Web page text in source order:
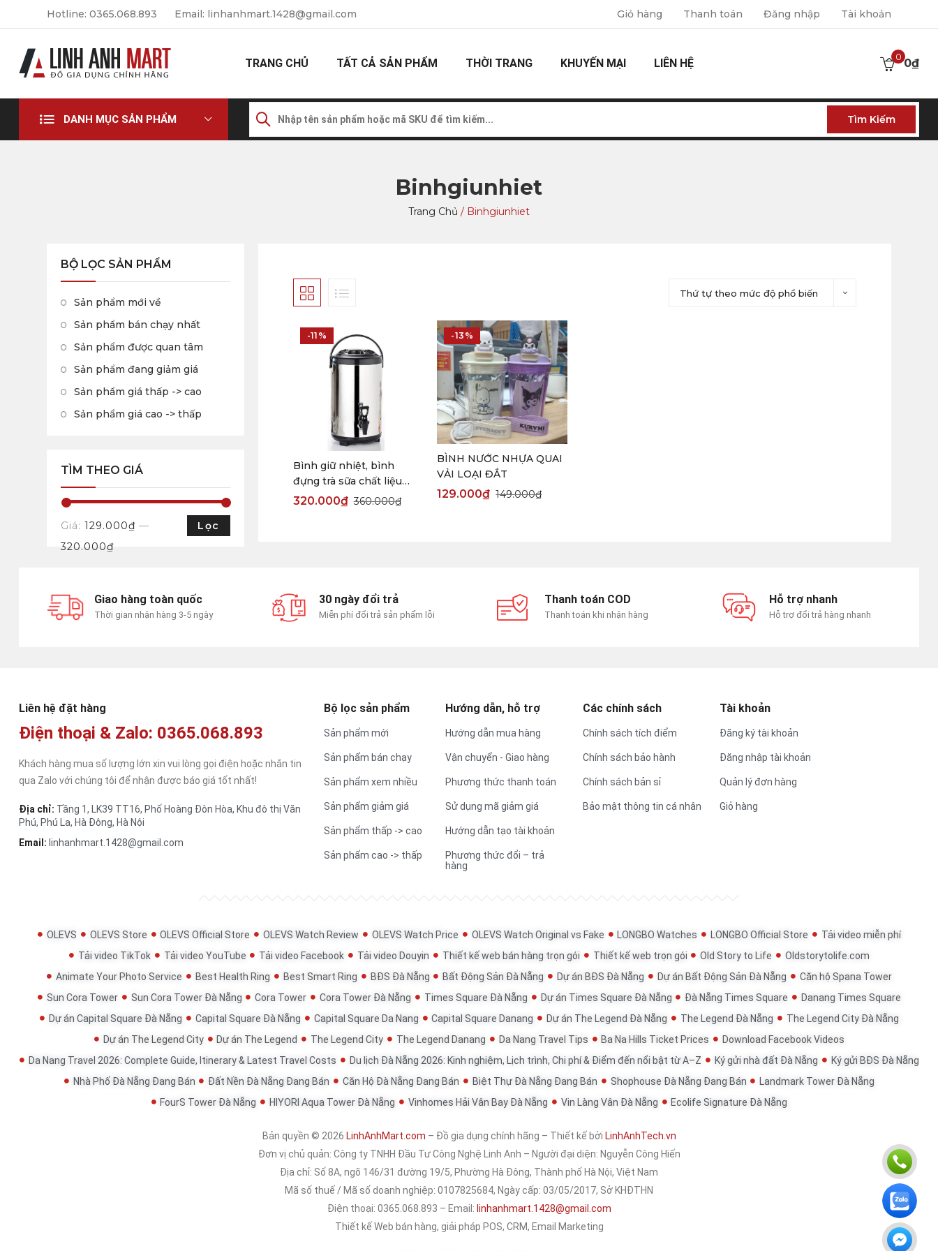
Giỏ hàng Thanh toán Đăng nhập Tài khoản
Hotline: 0365.068.893 Email: linhanhmart.1428@gmail.com
TRANG CHỦ TẤT CẢ SẢN PHẨM THỜI TRANG KHUYẾN MẠI LIÊN HỆ 0₫
0
DANH MỤC SẢN PHẨM Tìm Kiếm
Binhgiunhiet
Trang Chủ / Binhgiunhiet
Thứ tự theo mức độ phổ biến
-11%
Bình giữ nhiệt, bình
đựng trà sữa chất liệu
INOX 304 cao cấp 12 Lít
360.000₫
320.000₫
-13%
BÌNH NƯỚC NHỰA QUAI
VẢI LOẠI ĐẮT
149.000₫
129.000₫
BỘ LỌC SẢN PHẨM
Sản phẩm mới về
Sản phẩm bán chạy nhất
Sản phẩm được quan tâm
Sản phẩm đang giảm giá
Sản phẩm giá thấp -> cao
Sản phẩm giá cao -> thấp
TÌM THEO GIÁ
Lọc
Giá:129.000₫ —
320.000₫
Giao hàng toàn quốc
Thời gian nhận hàng 3-5 ngày
30 ngày đổi trả
Miễn phí đổi trả sản phẩm lỗi
Thanh toán COD
Thanh toán khi nhận hàng
Hỗ trợ nhanh
Hỗ trợ đổi trả hàng nhanh
Liên hệ đặt hàng
Điện thoại & Zalo: 0365.068.893
Khách hàng mua số lượng lớn xin vui lòng gọi điện hoặc nhắn tin
qua Zalo với chúng tôi để nhận được báo giá tốt nhất!
Địa chỉ: Tầng 1, LK39 TT16, Phố Hoàng Đôn Hòa, Khu đô thị Văn
Phú, Phú La, Hà Đông, Hà Nội
Email: linhanhmart.1428@gmail.com
Bộ lọc sản phẩm
Sản phẩm mới
Sản phẩm bán chạy
Sản phẩm xem nhiều
Sản phẩm giảm giá
Sản phẩm thấp -> cao
Sản phẩm cao -> thấp
Hướng dẫn, hỗ trợ
Hướng dẫn mua hàng
Vận chuyển - Giao hàng
Phương thức thanh toán
Sử dụng mã giảm giá
Hướng dẫn tạo tài khoản
Phương thức đổi – trả
hàng
Các chính sách
Chính sách tích điểm
Chính sách bảo hành
Chính sách bản sỉ
Bảo mật thông tin cá nhân
Tài khoản
Đăng ký tài khoản
Đăng nhập tài khoản
Quản lý đơn hàng
Giỏ hàng
OLEVS OLEVS Store OLEVS Official Store OLEVS Watch Review OLEVS Watch Price OLEVS Watch Original vs Fake LONGBO Watches LONGBO Official Store
Tải video miễn phí
Tải video TikTok
Tải video YouTube Tải video Facebook Tải video Douyin Thiết kế web bán hàng trọn gói Thiết kế web trọn gói Old Story to Life
Oldstorytolife.com
Animate Your Photo Service
Best Health Ring Best Smart Ring BĐS Đà Nẵng Bất Động Sản Đà Nẵng Dự án BĐS Đà Nẵng Dự án Bất Động Sản Đà Nẵng
Căn hộ Spana Tower
Sun Cora Tower
Sun Cora Tower Đà Nẵng Cora Tower Cora Tower Đà Nẵng Times Square Đà Nẵng Dự án Times Square Đà Nẵng Đà Nẵng Times Square
Danang Times Square
Dự án Capital Square Đà Nẵng
Capital Square Đà Nẵng Capital Square Da Nang Capital Square Danang Dự án The Legend Đà Nẵng The Legend Đà Nẵng
The Legend City Đà Nẵng
Dự án The Legend City
Dự án The Legend The Legend City The Legend Danang Da Nang Travel Tips Ba Na Hills Ticket Prices
Download Facebook Videos
Da Nang Travel 2026: Complete Guide, Itinerary & Latest Travel Costs
Du lịch Đà Nẵng 2026: Kinh nghiệm, Lịch trình, Chi phí & Điểm đến nổi bật từ A–Z Ký gửi nhà đất Đà Nẵng
Ký gửi BĐS Đà Nẵng
Nhà Phố Đà Nẵng Đang Bán
Đất Nền Đà Nẵng Đang Bán Căn Hộ Đà Nẵng Đang Bán Biệt Thự Đà Nẵng Đang Bán Shophouse Đà Nẵng Đang Bán
Landmark Tower Đà Nẵng
FourS Tower Đà Nẵng
HIYORI Aqua Tower Đà Nẵng Vinhomes Hải Vân Bay Đà Nẵng Vin Làng Vân Đà Nẵng Ecolife Signature Đà Nẵng
Bản quyền © 2026 LinhAnhMart.com – Đồ gia dụng chính hãng – Thiết kế bởi LinhAnhTech.vn
Đơn vị chủ quản: Công ty TNHH Đầu Tư Công Nghệ Linh Anh – Người đại diện: Nguyễn Công Hiến
Địa chỉ: Số 8A, ngõ 146/31 đường 19/5, Phường Hà Đông, Thành phố Hà Nội, Việt Nam
Mã số thuế / Mã số doanh nghiệp: 0107825684, Ngày cấp: 03/05/2017, Sở KHĐTHN
Điện thoại: 0365.068.893 – Email: linhanhmart.1428@gmail.com
Thiết kế Web bán hàng, giải pháp POS, CRM, Email Marketing